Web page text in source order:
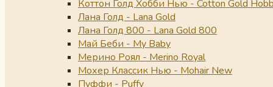
Коттон Голд Хобби Нью - Cotton Gold
Лана Голд - Lana Gold
Лана Голд 800 - Lana Gold 800
Май Беби - My Baby
Мерино Роял - Merino Royal
Мохер Классик Нью - Mohair New
Пуффи - Puffy